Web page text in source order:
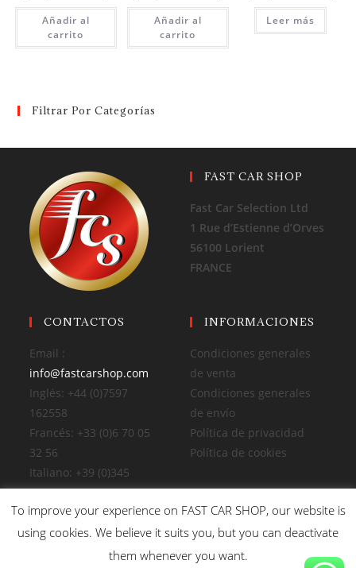
Añadir al
carrito
Añadir al
carrito
Leer más
Filtrar Por Categorías
FAST CAR SHOP
Fast Car Selection Ltd
1 Rue d’Estienne d’Orves
56100 Lorient
FRANCE
CONTACTOS
Email :
info@fastcarshop.com
Inglés: +44 (0)7597
162558
Francés: +33 (0)6 70 05
32 56
Italiano: +39 (0)345
2292213
INFORMACIONES
Condiciones generales
de venta
Condiciones generales
de envío
Política de privacidad
Política de cookies
To improve your experience on FAST CAR SHOP, our website is
using cookies. We believe it suits you, but you can deactivate
them whenever you want.